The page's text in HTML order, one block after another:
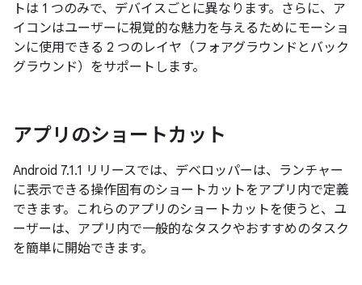
トは 1 つのみで、デバイスごとに異なります。さらに、ア
イコンはユーザーに視覚的な魅力を与えるためにモーショ
ンに使用できる 2 つのレイヤ（フォアグラウンドとバック
グラウンド）をサポートします。
アプリのショートカット
Android 7.1.1 リリースでは、デベロッパーは、ランチャー
に表示できる操作固有のショートカットをアプリ内で定義
できます。これらのアプリのショートカットを使うと、ユ
ーザーは、アプリ内で一般的なタスクやおすすめのタスク
を簡単に開始できます。